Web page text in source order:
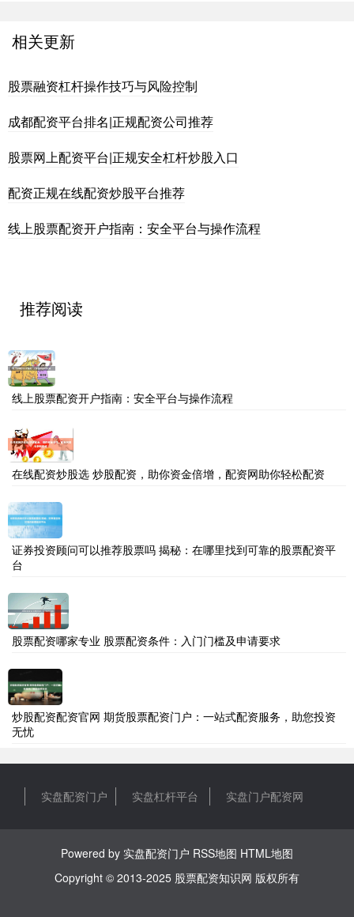
相关更新
股票融资杠杆操作技巧与风险控制
成都配资平台排名|正规配资公司推荐
股票网上配资平台|正规安全杠杆炒股入口
配资正规在线配资炒股平台推荐
线上股票配资开户指南：安全平台与操作流程
推荐阅读
线上股票配资开户指南：安全平台与操作流程
在线配资炒股选 炒股配资，助你资金倍增，配资网助你轻松配资
证券投资顾问可以推荐股票吗 揭秘：在哪里找到可靠的股票配资平
台
股票配资哪家专业 股票配资条件：入门门槛及申请要求
炒股配资配资官网 期货股票配资门户：一站式配资服务，助您投资
无忧
实盘配资门户 实盘杠杆平台 实盘门户配资网
Powered by 实盘配资门户 RSS地图 HTML地图
Copyright © 2013-2025 股票配资知识网 版权所有